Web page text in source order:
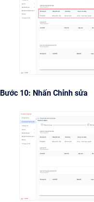
Bước 10: Nhấn Chỉnh sửa